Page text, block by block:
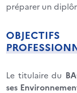
préparer un
OBJECTIFS
Le titulaire du
ses